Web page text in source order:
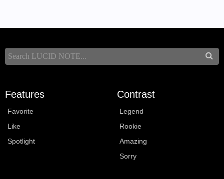
Features
Favorite
Like
Spotlight
Contrast
Legend
Rookie
Amazing
Sorry